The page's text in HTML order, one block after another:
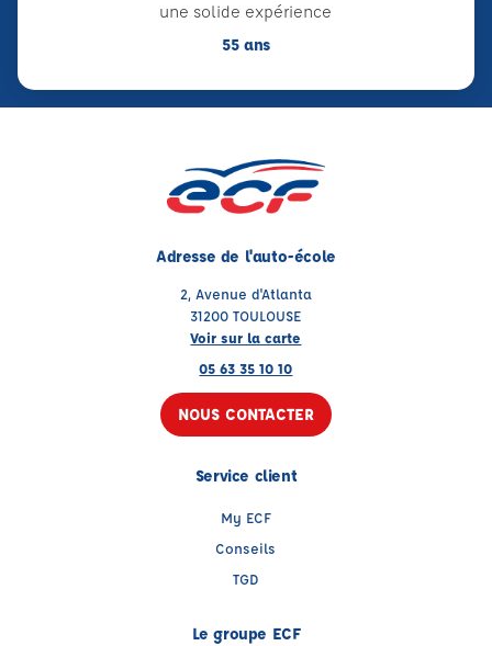
une solide expérience
55 ans
Adresse de l'auto-école
2, Avenue d'Atlanta
31200 TOULOUSE
Voir sur la carte
05 63 35 10 10
NOUS CONTACTER
Service client
My ECF
Conseils
TGD
Le groupe ECF